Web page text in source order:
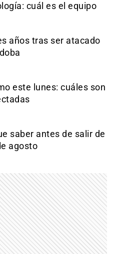
cuál es el equipo
años tras ser atacado
este lunes: cuáles son
saber antes de salir de
agosto